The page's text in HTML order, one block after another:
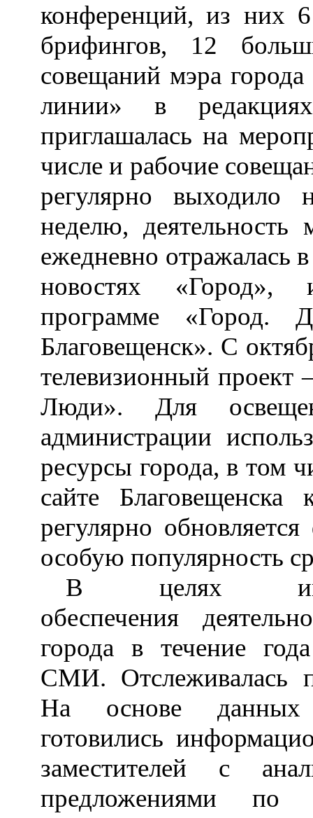
конференций, из них
брифингов, 12
совещаний мэра
линии» в
приглашалась на
числе и рабочие
регулярно
неделю, деятельность
ежедневно
новостях «Город»,
программе «Город.
Благовещенск». С
телевизионный проект
Люди». Для
администрации
ресурсы города, в том
сайте Благовещенска
регулярно
особую популярность
В целях
обеспечения
города в течение
СМИ. Отслеживалась
На основе данных
готовились
заместителей с
предложениями